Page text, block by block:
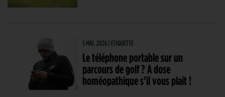
5 MAI. 2026 | ETIQUETTE
Le téléphone portable sur un
parcours de golf ? A dose
homéopathique s’il vous plait !